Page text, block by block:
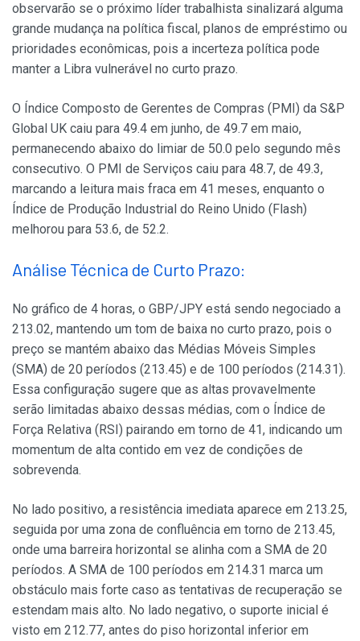
observarão se o próximo líder trabalhista sinalizará alguma
grande mudança na política fiscal, planos de empréstimo ou
prioridades econômicas, pois a incerteza política pode
manter a Libra vulnerável no curto prazo.
O Índice Composto de Gerentes de Compras (PMI) da S&P
Global UK caiu para 49.4 em junho, de 49.7 em maio,
permanecendo abaixo do limiar de 50.0 pelo segundo mês
consecutivo. O PMI de Serviços caiu para 48.7, de 49.3,
marcando a leitura mais fraca em 41 meses, enquanto o
Índice de Produção Industrial do Reino Unido (Flash)
melhorou para 53.6, de 52.2.
Análise Técnica de Curto Prazo:
No gráfico de 4 horas, o GBP/JPY está sendo negociado a
213.02, mantendo um tom de baixa no curto prazo, pois o
preço se mantém abaixo das Médias Móveis Simples
(SMA) de 20 períodos (213.45) e de 100 períodos (214.31).
Essa configuração sugere que as altas provavelmente
serão limitadas abaixo dessas médias, com o Índice de
Força Relativa (RSI) pairando em torno de 41, indicando um
momentum de alta contido em vez de condições de
sobrevenda.
No lado positivo, a resistência imediata aparece em 213.25,
seguida por uma zona de confluência em torno de 213.45,
onde uma barreira horizontal se alinha com a SMA de 20
períodos. A SMA de 100 períodos em 214.31 marca um
obstáculo mais forte caso as tentativas de recuperação se
estendam mais alto. No lado negativo, o suporte inicial é
visto em 212.77, antes do piso horizontal inferior em